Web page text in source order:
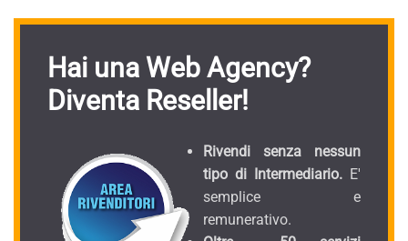
Hai una Web Agency?
Diventa Reseller!
Rivendi senza nessun
tipo di Intermediario. E'
semplice e
remunerativo.